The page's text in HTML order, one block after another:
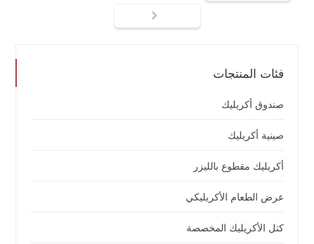
فئات المنتجات
صندوق أكريليك
صينية أكريليك
أكريليك مقطوع بالليزر
عرض الطعام الأكريليكي
كتل الأكريليك المخصصة